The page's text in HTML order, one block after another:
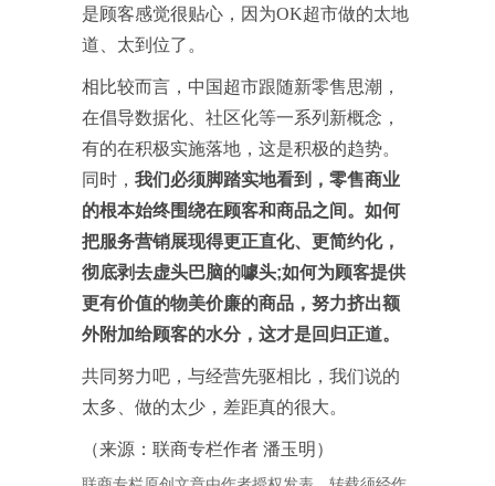
是顾客感觉很贴心，因为OK超市做的太地
道、太到位了。
相比较而言，中国超市跟随新零售思潮，
在倡导数据化、社区化等一系列新概念，
有的在积极实施落地，这是积极的趋势。
同时， 我们必须脚踏实地看到，零售商业
的根本始终围绕在顾客和商品之间。 如何
把服务营销展现得更正直化、更简约化，
彻底剥去虚头巴脑的噱头;如何为顾客提供
更有价值的物美价廉的商品，努力挤出额
外附加给顾客的水分，这才是回归正道。
共同努力吧，与经营先驱相比，我们说的
太多、做的太少，差距真的很大。
（来源：联商专栏作者 潘玉明）